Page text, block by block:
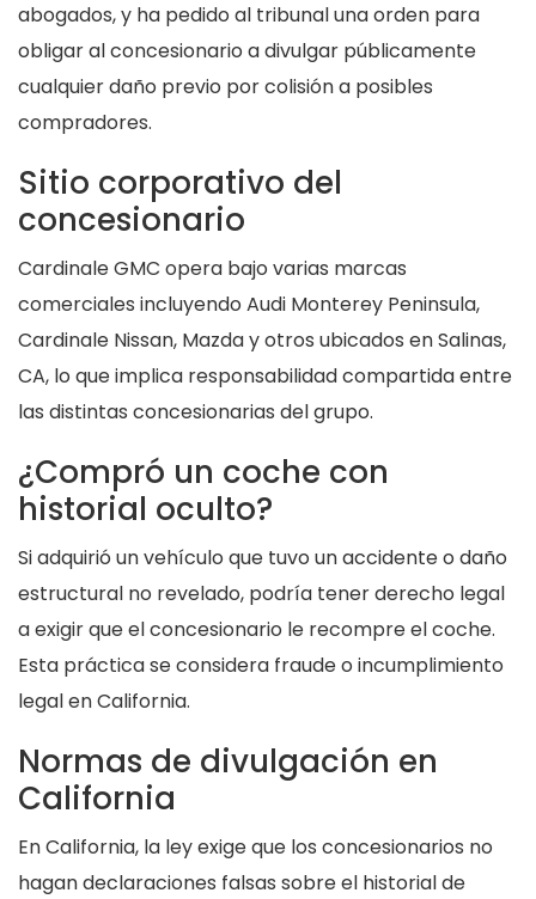
abogados, y ha pedido al tribunal una orden para
obligar al concesionario a divulgar públicamente
cualquier daño previo por colisión a posibles
compradores.
Sitio corporativo del
concesionario
Cardinale GMC opera bajo varias marcas
comerciales incluyendo Audi Monterey Peninsula,
Cardinale Nissan, Mazda y otros ubicados en Salinas,
CA, lo que implica responsabilidad compartida entre
las distintas concesionarias del grupo.
¿Compró un coche con
historial oculto?
Si adquirió un vehículo que tuvo un accidente o daño
estructural no revelado, podría tener derecho legal
a exigir que el concesionario le recompre el coche.
Esta práctica se considera fraude o incumplimiento
legal en California.
Normas de divulgación en
California
En California, la ley exige que los concesionarios no
hagan declaraciones falsas sobre el historial de